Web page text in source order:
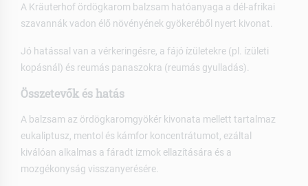
A Kräuterhof ördögkarom balzsam hatóanyaga a dél-afrikai
szavannák vadon élő növényének gyökeréből nyert kivonat.
Jó hatással van a vérkeringésre, a fájó ízületekre (pl. ízületi
kopásnál) és reumás panaszokra (reumás gyulladás).
Összetevők és hatás
A balzsam az ördögkaromgyökér kivonata mellett tartalmaz
eukaliptusz, mentol és kámfor koncentrátumot, ezáltal
kiválóan alkalmas a fáradt izmok ellazítására és a
mozgékonyság visszanyerésére.